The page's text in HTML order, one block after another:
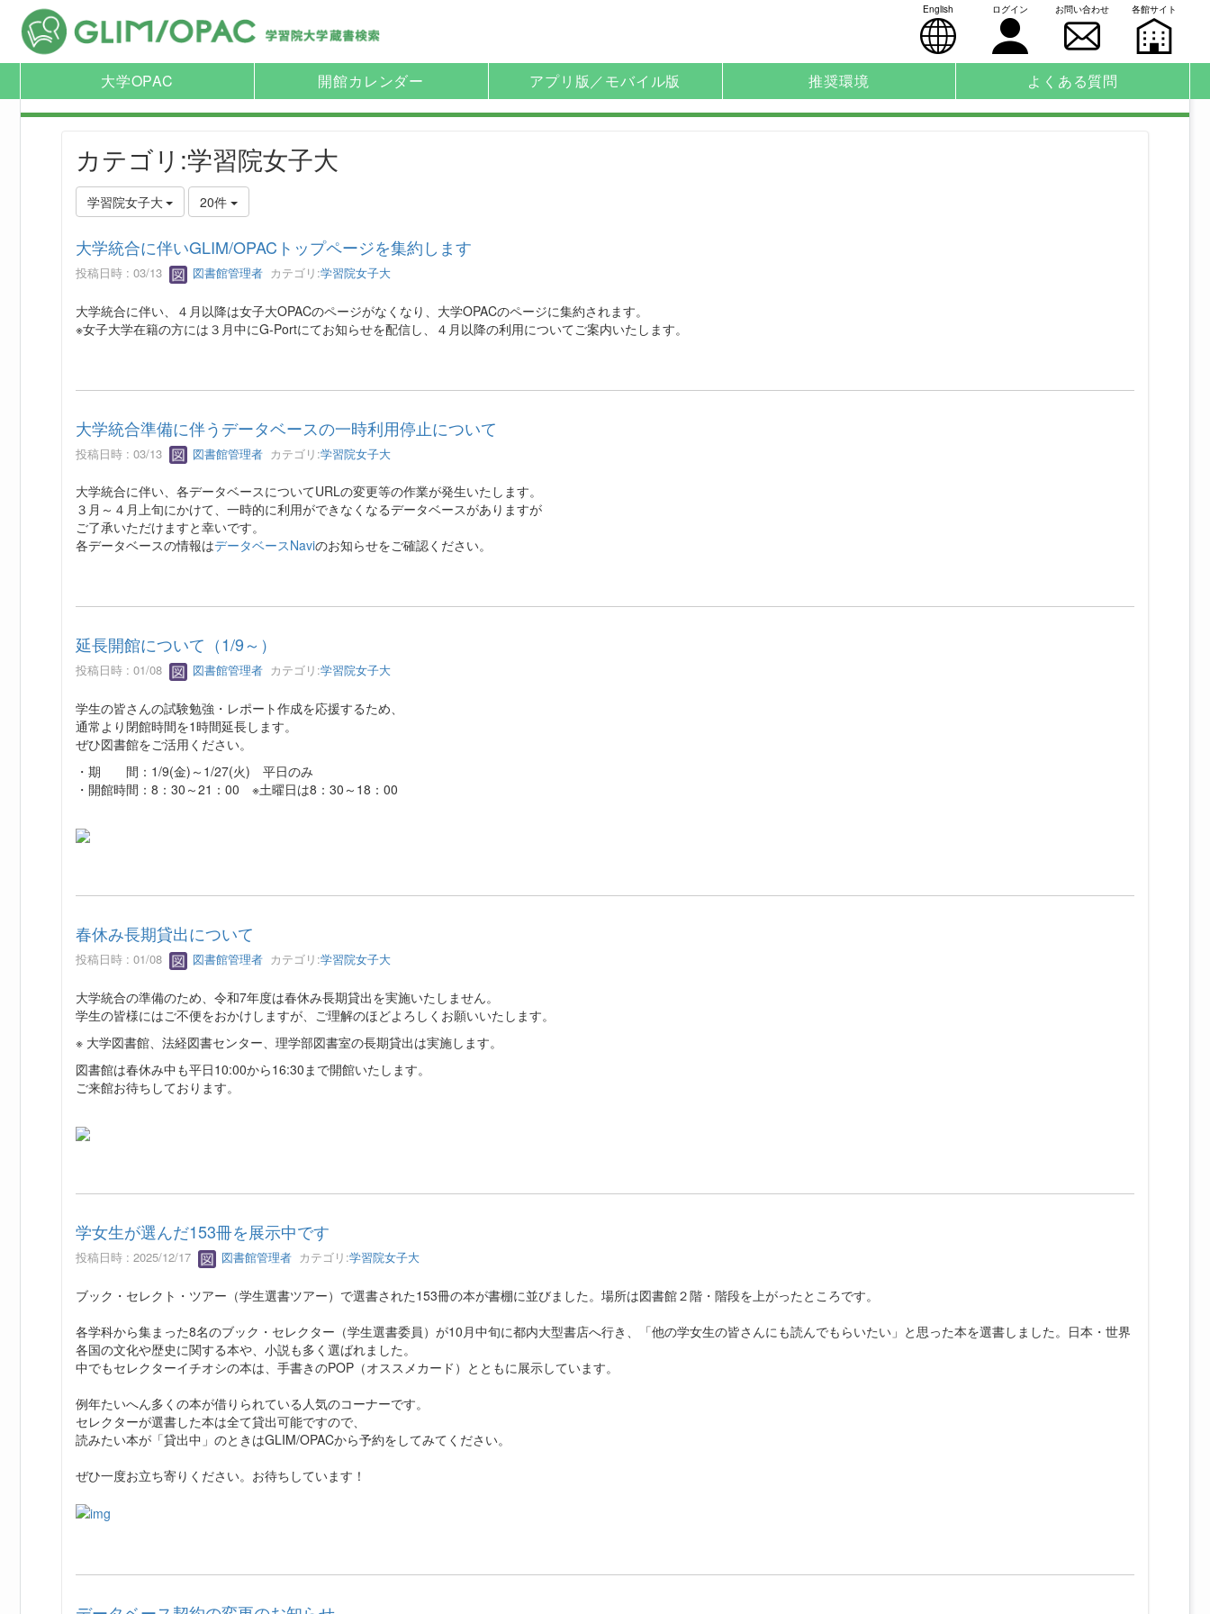
English ログイン お問い合わせ 各館サイト
大学OPAC 開館カレンダー アプリ版／モバイル版 推奨環境 よくある質問
カテゴリ:学習院女子大
学習院女子大 20件
大学統合に伴いGLIM/OPACトップページを集約します
投稿日時 : 03/13 図書館管理者 カテゴリ:学習院女子大
大学統合に伴い、４月以降は女子大OPACのページがなくなり、大学OPACのページに集約されます。
※女子大学在籍の方には３月中にG-Portにてお知らせを配信し、４月以降の利用についてご案内いたします。
大学統合準備に伴うデータベースの一時利用停止について
投稿日時 : 03/13 図書館管理者 カテゴリ:学習院女子大
大学統合に伴い、各データベースについてURLの変更等の作業が発生いたします。
３月～４月上旬にかけて、一時的に利用ができなくなるデータベースがありますが
ご了承いただけますと幸いです。
各データベースの情報はデータベースNaviのお知らせをご確認ください。
延長開館について（1/9～）
投稿日時 : 01/08 図書館管理者 カテゴリ:学習院女子大
学生の皆さんの試験勉強・レポート作成を応援するため、
通常より閉館時間を1時間延長します。
ぜひ図書館をご活用ください。
・期 間：1/9(金)～1/27(火) 平日のみ
・開館時間：8：30～21：00 ※土曜日は8：30～18：00
春休み長期貸出について
投稿日時 : 01/08 図書館管理者 カテゴリ:学習院女子大
大学統合の準備のため、令和7年度は春休み長期貸出を実施いたしません。
学生の皆様にはご不便をおかけしますが、ご理解のほどよろしくお願いいたします。
※ 大学図書館、法経図書センター、理学部図書室の長期貸出は実施します。
図書館は春休み中も平日10:00から16:30まで開館いたします。
ご来館お待ちしております。
学女生が選んだ153冊を展示中です
投稿日時 : 2025/12/17 図書館管理者 カテゴリ:学習院女子大
ブック・セレクト・ツアー（学生選書ツアー）で選書された153冊の本が書棚に並びました。場所は図書館２階・階段を上がったところです。
各学科から集まった8名のブック・セレクター（学生選書委員）が10月中旬に都内大型書店へ行き、「他の学女生の皆さんにも読んでもらいたい」と思った本を選書しました。日本・世界
各国の文化や歴史に関する本や、小説も多く選ばれました。
中でもセレクターイチオシの本は、手書きのPOP（オススメカード）とともに展示しています。
例年たいへん多くの本が借りられている人気のコーナーです。
セレクターが選書した本は全て貸出可能ですので、
読みたい本が「貸出中」のときはGLIM/OPACから予約をしてみてください。
ぜひ一度お立ち寄りください。お待ちしています！